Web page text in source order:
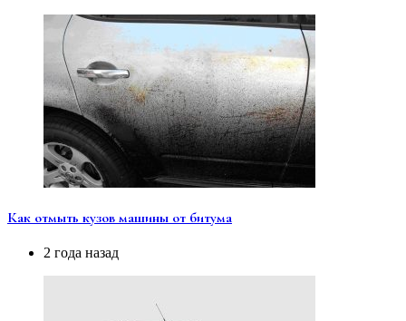
Как отмыть кузов машины от битума
2 года назад